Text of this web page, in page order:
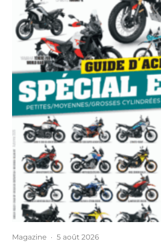
Magazine · 5 août 2026